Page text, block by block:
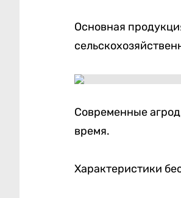
Основная
Современные
время.
Характеристики